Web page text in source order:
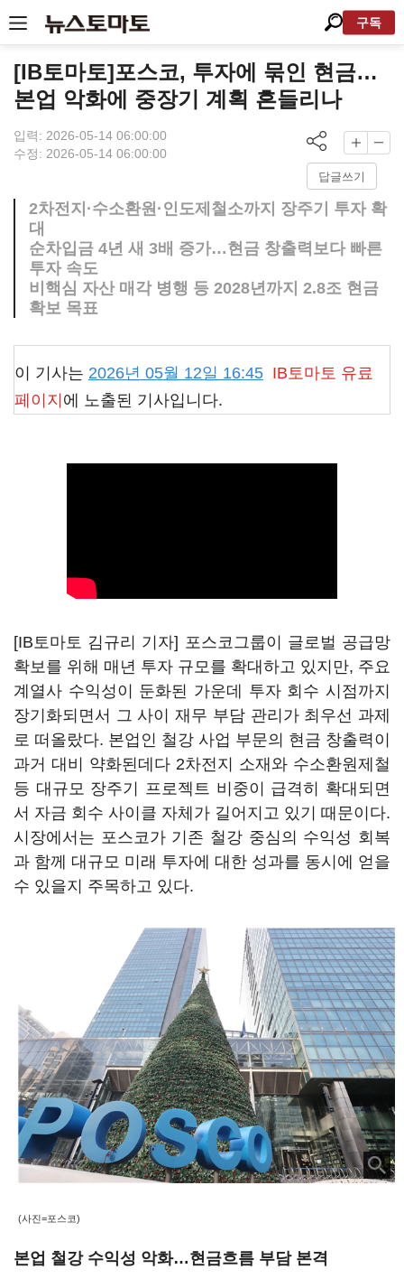
구독
[IB토마토]포스코, 투자에 묶인 현금…
본업 악화에 중장기 계획 흔들리나
입력: 2026-05-14 06:00:00
수정: 2026-05-14 06:00:00
답글쓰기
2차전지·수소환원·인도제철소까지 장주기 투자 확
대
순차입금 4년 새 3배 증가…현금 창출력보다 빠른
투자 속도
비핵심 자산 매각 병행 등 2028년까지 2.8조 현금
확보 목표
이 기사는 2026년 05월 12일 16:45 IB토마토 유료
페이지 에 노출된 기사입니다.
[IB토마토 김규리 기자] 포스코그룹이 글로벌 공급망
확보를 위해 매년 투자 규모를 확대하고 있지만, 주요
계열사 수익성이 둔화된 가운데 투자 회수 시점까지
장기화되면서 그 사이 재무 부담 관리가 최우선 과제
로 떠올랐다. 본업인 철강 사업 부문의 현금 창출력이
과거 대비 약화된데다 2차전지 소재와 수소환원제철
등 대규모 장주기 프로젝트 비중이 급격히 확대되면
서 자금 회수 사이클 자체가 길어지고 있기 때문이다.
시장에서는 포스코가 기존 철강 중심의 수익성 회복
과 함께 대규모 미래 투자에 대한 성과를 동시에 얻을
수 있을지 주목하고 있다.
(사진=포스코)
본업 철강 수익성 악화…현금흐름 부담 본격